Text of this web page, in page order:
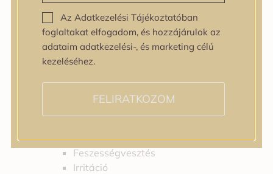
Zsíros
Bőrprobléma
Bőrprobléma
Bőrpír
Dehidratált bőr
Egyenetlen bőrtextúra
Egyenetlen tónus
Fakóság
Feszességvesztés
Irritáció
Az Adatkezelési Tájékoztatóban
foglaltakat elfogadom, és hozzájárulok az
adataim adatkezelési-, és marketing célú
kezeléséhez.
FELIRATKOZOM